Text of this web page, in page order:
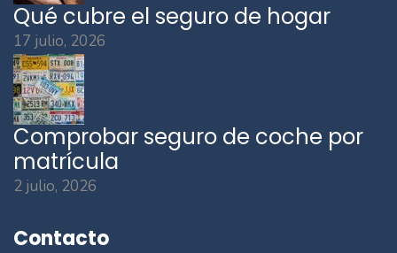
Qué cubre el seguro de hogar
17 julio, 2026
Comprobar seguro de coche por
matrícula
2 julio, 2026
Contacto